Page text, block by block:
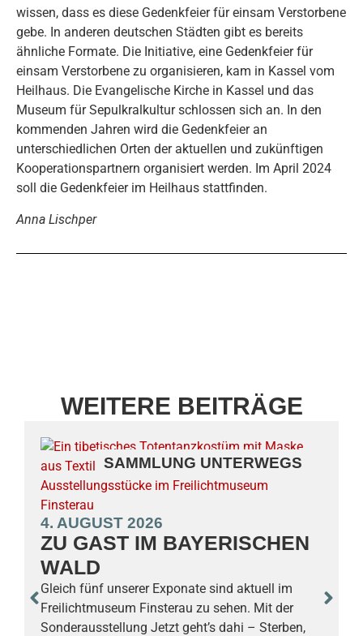
wissen, dass es diese Gedenkfeier für einsam Verstorbene
gebe. In anderen deutschen Städten gibt es bereits
ähnliche Formate. Die Initiative, eine Gedenkfeier für
einsam Verstorbene zu organisieren, kam in Kassel vom
Heilhaus. Die Evangelische Kirche in Kassel und das
Museum für Sepulkralkultur schlossen sich an. In den
kommenden Jahren wird die Gedenkfeier an
unterschiedlichen Orten der aktuellen und zukünftigen
Kooperationspartnern organisiert werden. Im April 2024
soll die Gedenkfeier im Heilhaus stattfinden.
Anna Lischper
WEITERE BEITRÄGE
SAMMLUNG UNTERWEGS
4. AUGUST 2026
ZU GAST IM BAYERISCHEN
WALD
Gleich fünf unserer Exponate sind aktuell im
Freilichtmuseum Finsterau zu sehen. Mit der
Sonderausstellung Jetzt geht’s dahi – Sterben,